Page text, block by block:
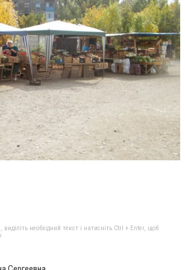
необхідний текст і натисніть Ctrl + Enter, щоб